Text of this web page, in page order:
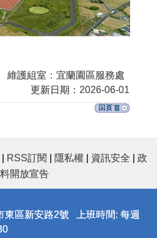
維護組室：宜蘭園區服務處
更新日期：2026-06-01
RSS訂閱 隱私權 資訊安全
政
開放宣告
東區新安路2號 上班時間: 每週